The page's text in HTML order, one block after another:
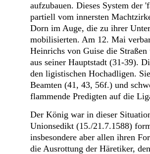
aufzubauen. Dieses System der
partiell vom innersten
Dorn im Auge, die zu ihrer
mobilisierten. Am 12. Mai
Heinrichs von Guise die
aus seiner Hauptstadt (31-39).
den ligistischen Hochadligen.
Beamten (41, 43, 56f.) und
flammende Predigten auf die
Der König war in dieser
Unionsedikt (15./21.7.1588)
insbesondere aber allen ihren
die Ausrottung der Häretiker,